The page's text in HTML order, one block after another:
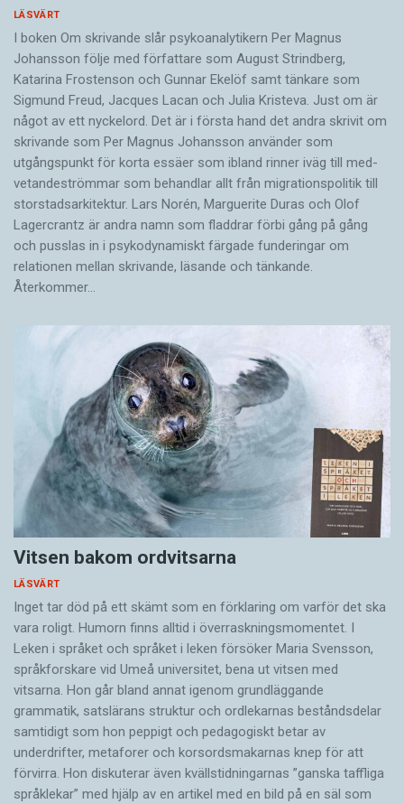
LÄSVÄRT
I boken Om skrivande slår psykoanalytikern Per Magnus
Johansson följe med författare som August Strindberg,
Katarina Frostenson och Gunnar Ekelöf samt tänkare som
Sigmund Freud, Jacques Lacan och Julia Kristeva. Just om är
något av ett nyckelord. Det är i första hand det andra skrivit om
skrivande som Per Magnus Johansson använder som
utgångspunkt för korta essäer som ibland rinner iväg till med­
vetandeströmmar som behandlar allt från migrationspolitik till
storstadsarkitektur. Lars Norén, Marguerite Duras och Olof
Lagercrantz är andra namn som fladdrar förbi gång på gång
och pusslas in i psykodynamiskt färgade funderingar om
relationen mellan skrivande, läsande och tänkande.
Återkommer…
Vitsen bakom ordvitsarna
LÄSVÄRT
Inget tar död på ett skämt som en förklaring om varför det ska
vara roligt. Humorn finns alltid i överrask­ningsmomentet. I
Leken i språket och språket i leken för­söker Maria Svensson,
språkforskare vid Umeå universitet, bena ut vitsen med
vitsarna. Hon går bland annat igenom grundläggande
grammatik, satslärans struktur och ord­lekarnas beståndsdelar
samtidigt som hon peppigt och pedagogiskt betar av
underdrifter, meta­forer och korsords­makarnas knep för att
förvirra. Hon diskuterar även ­kvällstidningarnas ”ganska taffliga
språklekar” med hjälp av en artikel med en bild på en säl som